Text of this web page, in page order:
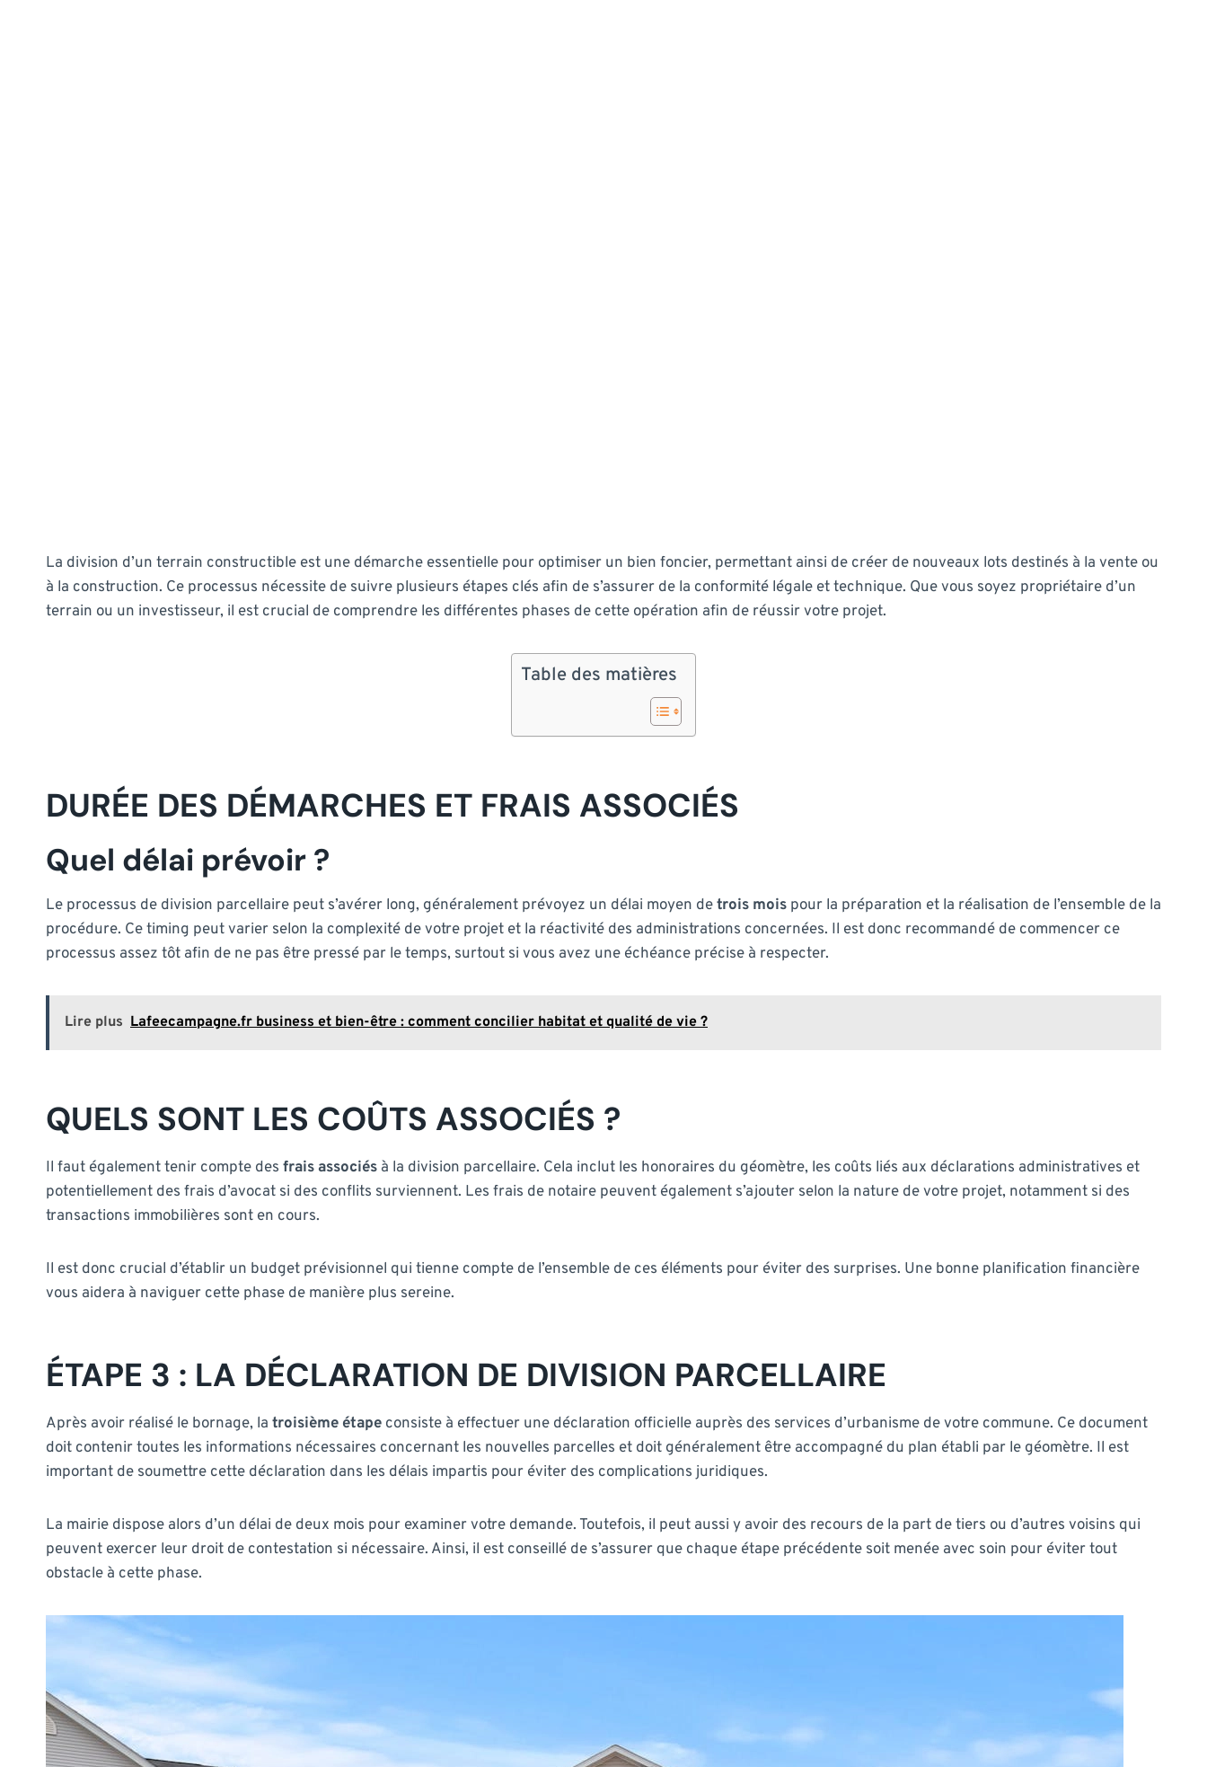
La division d’un terrain constructible est une démarche essentielle pour optimiser un bien foncier, permettant ainsi de créer de nouveaux lots destinés à la vente ou
à la construction. Ce processus nécessite de suivre plusieurs étapes clés afin de s’assurer de la conformité légale et technique. Que vous soyez propriétaire d’un
terrain ou un investisseur, il est crucial de comprendre les différentes phases de cette opération afin de réussir votre projet.
Table des matières
DURÉE DES DÉMARCHES ET FRAIS ASSOCIÉS
Quel délai prévoir ?
Le processus de division parcellaire peut s’avérer long, généralement prévoyez un délai moyen detrois mois pour la préparation et la réalisation de l’ensemble de la
procédure. Ce timing peut varier selon la complexité de votre projet et la réactivité des administrations concernées. Il est donc recommandé de commencer ce
processus assez tôt afin de ne pas être pressé par le temps, surtout si vous avez une échéance précise à respecter.
Lire plus Lafeecampagne.fr business et bien-être : comment concilier habitat et qualité de vie ?
QUELS SONT LES COÛTS ASSOCIÉS ?
Il faut également tenir compte des frais associés à la division parcellaire. Cela inclut les honoraires du géomètre, les coûts liés aux déclarations administratives et
potentiellement des frais d’avocat si des conflits surviennent. Les frais de notaire peuvent également s’ajouter selon la nature de votre projet, notamment si des
transactions immobilières sont en cours.
Il est donc crucial d’établir un budget prévisionnel qui tienne compte de l’ensemble de ces éléments pour éviter des surprises. Une bonne planification financière
vous aidera à naviguer cette phase de manière plus sereine.
ÉTAPE 3 : LA DÉCLARATION DE DIVISION PARCELLAIRE
Après avoir réalisé le bornage, la troisième étape consiste à effectuer une déclaration officielle auprès des services d’urbanisme de votre commune. Ce document
doit contenir toutes les informations nécessaires concernant les nouvelles parcelles et doit généralement être accompagné du plan établi par le géomètre. Il est
important de soumettre cette déclaration dans les délais impartis pour éviter des complications juridiques.
La mairie dispose alors d’un délai de deux mois pour examiner votre demande. Toutefois, il peut aussi y avoir des recours de la part de tiers ou d’autres voisins qui
peuvent exercer leur droit de contestation si nécessaire. Ainsi, il est conseillé de s’assurer que chaque étape précédente soit menée avec soin pour éviter tout
obstacle à cette phase.